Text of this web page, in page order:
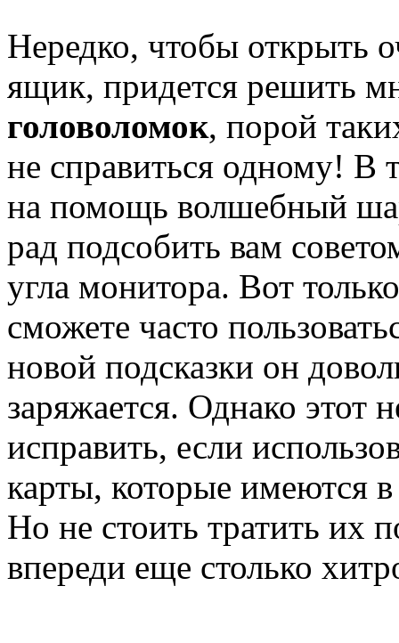
Нередко, чтобы открыть
ящик, придется решить
головоломок, порой
не справиться одному! В
на помощь волшебный
рад подсобить вам
угла монитора. Вот
сможете часто
новой подсказки он
заряжается. Однако этот
исправить, если
карты, которые имеются
Но не стоить тратить их
впереди еще столько